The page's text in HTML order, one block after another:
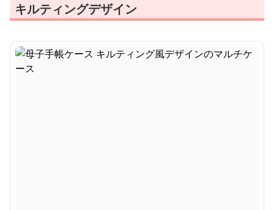
キルティングデザイン